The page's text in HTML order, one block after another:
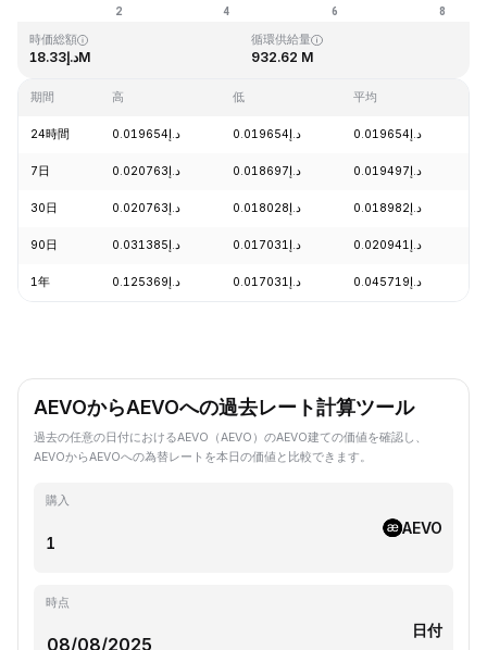
時価総額
د.إ18.33M
循環供給量
932.62 M
期間 高 低 平均
24時間 د.إ0.019654 د.إ0.019654 د.إ0.019654
7日 د.إ0.020763 د.إ0.018697 د.إ0.019497
30日 د.إ0.020763 د.إ0.018028 د.إ0.018982
90日 د.إ0.031385 د.إ0.017031 د.إ0.020941
1年 د.إ0.125369 د.إ0.017031 د.إ0.045719
AEVOからAEVOへの過去レート計算ツール
過去の任意の日付におけるAEVO（AEVO）のAEVO建ての価値を確認し、
AEVOからAEVOへの為替レートを本日の価値と比較できます。
購入
AEVO
時点
日付